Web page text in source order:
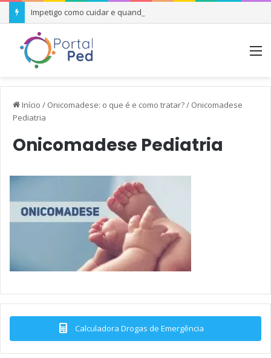
Impetigo como cuidar e quando se preocupar
Início / Onicomadese: o que é e como tratar?/ Onicomadese
Pediatria
Onicomadese Pediatria
Calculadora Drogas de Emergência